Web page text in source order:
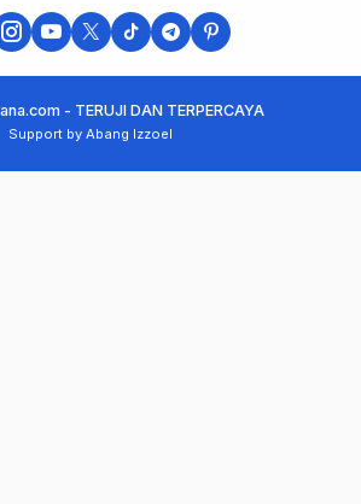
- TERUJI DAN TERPERCAYA
Support by Abang Izzoel